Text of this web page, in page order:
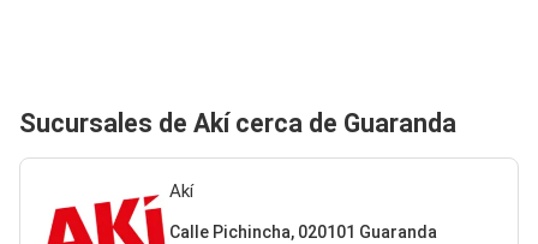
Sucursales de Akí cerca de Guaranda
Akí
Calle Pichincha, 020101 Guaranda